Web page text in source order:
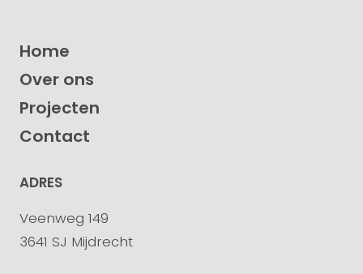
Home
Over ons
Projecten
Contact
ADRES
Veenweg 149
3641 SJ Mijdrecht